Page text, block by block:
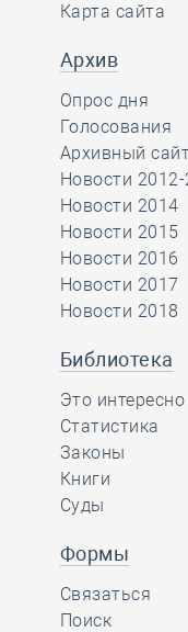
Карта сайта
Архив
Опрос дня
Голосования
Архивный
Новости
Новости 2014
Новости 2015
Новости 2016
Новости 2017
Новости 2018
Библиотека
Это интересно
Статистика
Законы
Книги
Суды
Формы
Связаться
Поиск